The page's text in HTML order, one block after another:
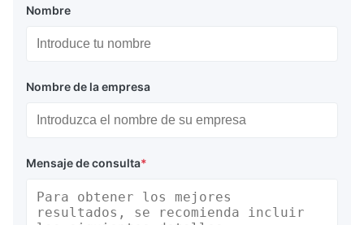
Nombre
Nombre de la empresa
Mensaje de consulta*